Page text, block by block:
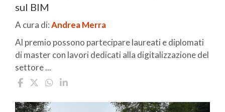
sul BIM
A cura di:Andrea Merra
Al premio possono partecipare laureati e diplomati
di master con lavori dedicati alla digitalizzazione del
settore ...